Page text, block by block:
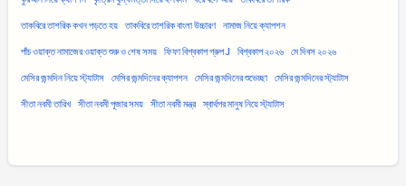
তাকবিরে তাশরিক কখন পড়তে হয় তাকবিরে তাশরিক বাংলা উচ্চারণ নামাজ নিয়ে ক্যাপশন
পাঁচ ওয়াক্ত নামাজের ওয়াক্ত শুরু ও শেষ সময় ফিফা বিশ্বকাপ গ্রুপ J বিশ্বকাপ ২০২৬ মে দিবস ২০২৬
মেসির জন্মদিন নিয়ে স্ট্যাটাস মেসির জন্মদিনের ক্যাপশন মেসির জন্মদিনের শুভেচ্ছা মেসির জন্মদিনের স্ট্যাটাস
সীতা নবমী তারিখ সীতা নবমী পূজার সময় সীতা নবমী মন্ত্র স্বার্থপর মানুষ নিয়ে স্ট্যাটাস